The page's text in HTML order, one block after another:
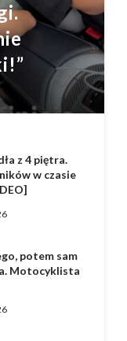
z 4 piętra.
w czasie
potem sam
Motocyklista